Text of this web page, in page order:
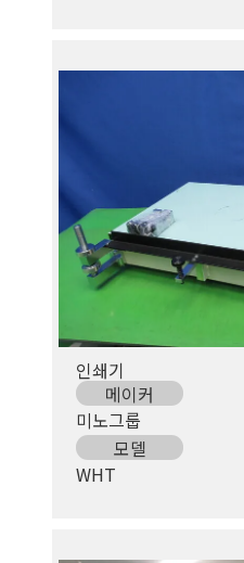
인쇄기
메이커
미노그룹
모델
WHT